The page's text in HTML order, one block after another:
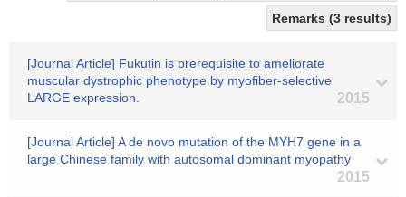
Remarks (3 results)
[Journal Article] Fukutin is prerequisite to ameliorate
muscular dystrophic phenotype by myofiber-selective
LARGE expression.
2015
[Journal Article] A de novo mutation of the MYH7 gene in a
large Chinese family with autosomal dominant myopathy
2015